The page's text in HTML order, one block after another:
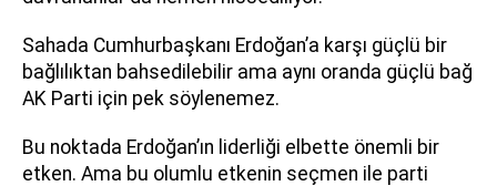
Sahada Cumhurbaşkanı Erdoğan’a karşı güçlü bir
bağlılıktan bahsedilebilir ama aynı oranda güçlü bağ
AK Parti için pek söylenemez.
Bu noktada Erdoğan’ın liderliği elbette önemli bir
etken. Ama bu olumlu etkenin seçmen ile parti